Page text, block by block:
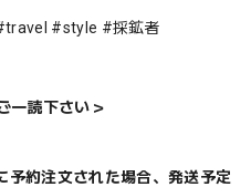
#style #採鉱者
一読下さい＞
予約注文された場合、発送予定